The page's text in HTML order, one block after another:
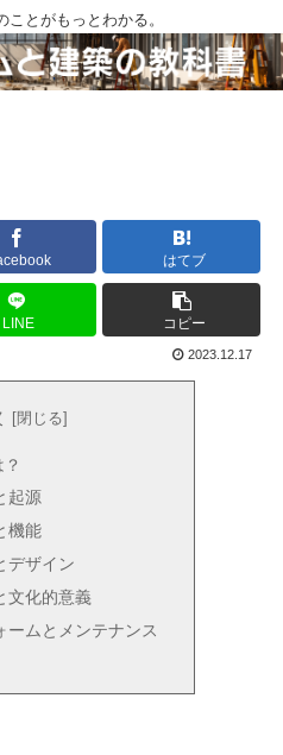
ことがもっとわかる。
はてブ
LINE コピー
2023.12.17
起源
機能
デザイン
文化的意義
ームとメンテナンス